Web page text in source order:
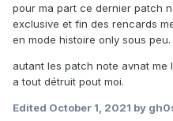
pour ma part ce dernier patch
exclusive et fin des rencards
en mode histoire only sous peu.
autant les patch note avnat
a tout détruit pout moi.
Edited October 1, 2021 by